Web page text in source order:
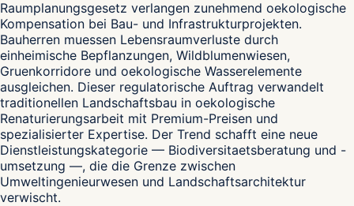
Raumplanungsgesetz verlangen zunehmend oekologische
Kompensation bei Bau- und Infrastrukturprojekten.
Bauherren muessen Lebensraumverluste durch
einheimische Bepflanzungen, Wildblumenwiesen,
Gruenkorridore und oekologische Wasserelemente
ausgleichen. Dieser regulatorische Auftrag verwandelt
traditionellen Landschaftsbau in oekologische
Renaturierungsarbeit mit Premium-Preisen und
spezialisierter Expertise. Der Trend schafft eine neue
Dienstleistungskategorie — Biodiversitaetsberatung und -
umsetzung —, die die Grenze zwischen
Umweltingenieurwesen und Landschaftsarchitektur
verwischt.